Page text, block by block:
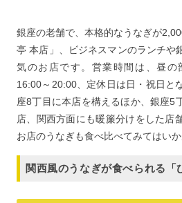
銀座の老舗で、本格的なうなぎが
亭 本店」、ビジネスマンのランチや
気のお店です。営業時間は、昼の
16:00～20:00、定休日は日・祝日と
座8丁目に本店を構えるほか、銀座5
店、関西方面にも暖簾分けをした店
お店のうなぎも食べ比べてみてはい
関西風のうなぎが食べられる「